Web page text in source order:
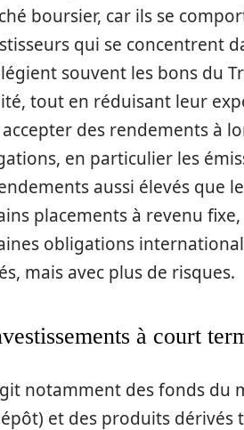
boursier, car ils se
qui se concentrent
souvent les bons du
tout en réduisant leur
des rendements à
en particulier les
aussi élevés que
placements à revenu
obligations
mais avec plus de risques.
à court
notamment des fonds du
et des produits dérivés